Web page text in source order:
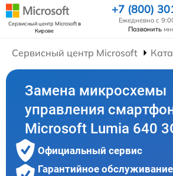
Сервисный центр Microsoftв
Кирове
+7 (800)
Ежедневно с
Позвонить
Сервисный центр Microsoft
Замена микросхемы
управления
Microsoft Lumia 640
Официальный сервис
Гарантийное обслуживание